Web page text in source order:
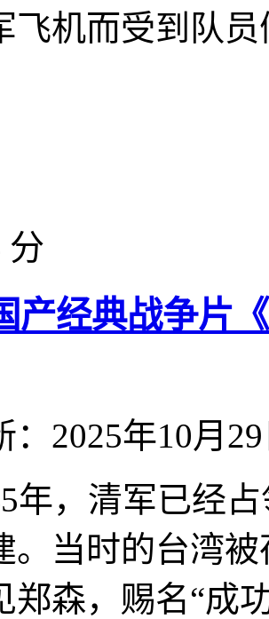
飞机而受到队
分
产经典战争片
：2025年10月
年，清军已经
。当时的台湾
郑森，赐名“成